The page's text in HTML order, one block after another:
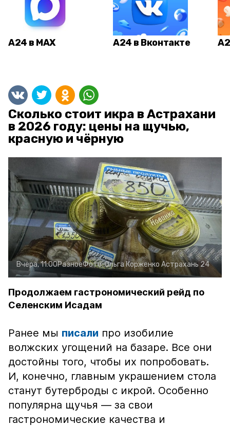
А24 в MAX А24 в Вконтакте
Сколько стоит икра в Астрахани
в 2026 году: цены на щучью,
красную и чёрную
Вчера, 11:00РазноеФото:Ольга Корженко Астрахань 24
Продолжаем гастрономический рейд по
Селенским Исадам
Ранее мы писали про изобилие
волжских угощений на базаре. Все они
достойны того, чтобы их попробовать.
И, конечно, главным украшением стола
станут бутерброды с икрой. Особенно
популярна щучья — за свои
гастрономические качества и